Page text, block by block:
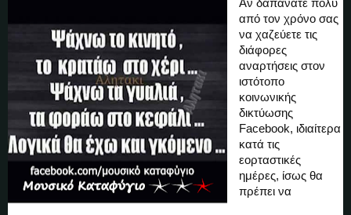
Αν δαπανάτε πολύ
από τον χρόνο σας
να χαζεύετε τις
διάφορες
αναρτήσεις στον
ιστότοπο
κοινωνικής
δικτύωσης
Facebook, ιδιαίτερα
κατά τις
εορταστικές
ημέρες, ίσως θα
πρέπει να